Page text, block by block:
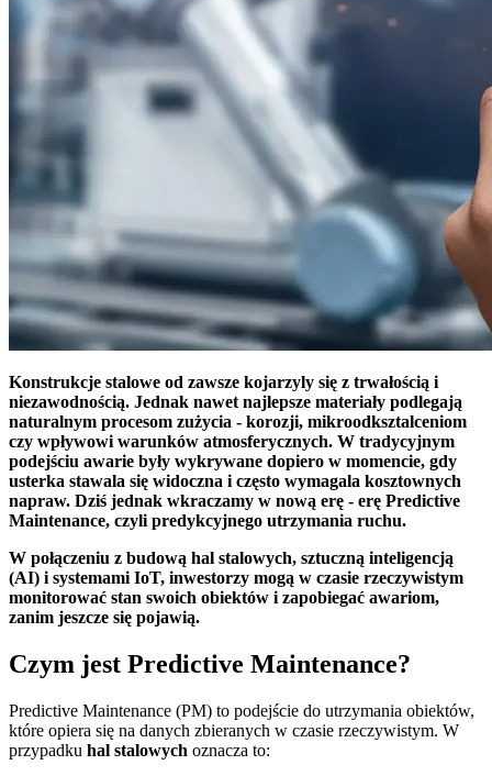
Konstrukcje stalowe od zawsze kojarzyly się z trwałością i
niezawodnością. Jednak nawet najlepsze materiały podlegają
naturalnym procesom zużycia - korozji, mikroodksztalceniom
czy wpływowi warunków atmosferycznych. W tradycyjnym
podejściu awarie były wykrywane dopiero w momencie, gdy
usterka stawala się widoczna i często wymagala kosztownych
napraw. Dziś jednak wkraczamy w nową erę - erę Predictive
Maintenance, czyli predykcyjnego utrzymania ruchu.
W połączeniu z budową hal stalowych, sztuczną inteligencją
(AI) i systemami IoT, inwestorzy mogą w czasie rzeczywistym
monitorować stan swoich obiektów i zapobiegać awariom,
zanim jeszcze się pojawią.
Czym jest Predictive Maintenance?
Predictive Maintenance (PM) to podejście do utrzymania obiektów,
które opiera się na danych zbieranych w czasie rzeczywistym. W
przypadku hal stalowych oznacza to: